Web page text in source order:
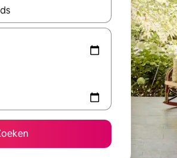
zijn, maak je een keuze met je